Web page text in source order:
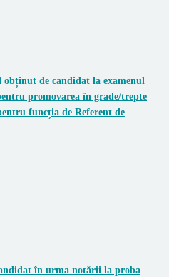
de candidat la examenul
promovarea în grade/trepte
funcția de Referent de
în urma notării la proba